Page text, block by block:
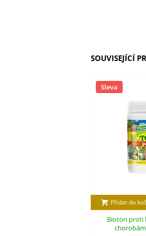
SOUVISEJÍCÍ
Sleva
Přidat do
Bioton proti